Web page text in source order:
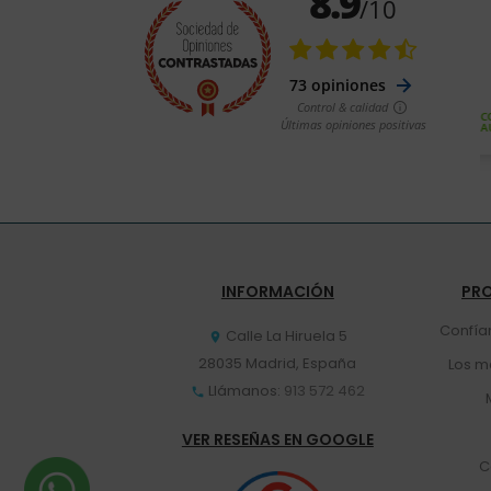
INFORMACIÓN
 Calle La Hiruela 5
28035 Madrid, España
 Llámanos: 913 572 462
VER RESEÑAS EN GOOGLE
Los